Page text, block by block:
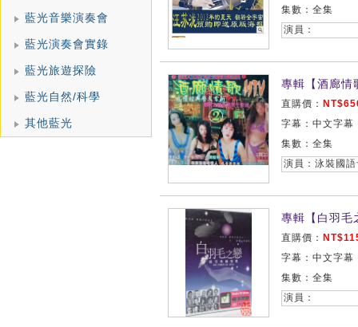
藍光音樂演奏會
藍光演奏會實錄
藍光旅遊探險
藍光自然/科學
其他藍光
集數：全集
演員：
專輯【酒廊情
直購價：
字幕：中文字幕
集數：全集
演員：泳裝國
專輯【白羽毛
直購價：
字幕：中文字幕
集數：全集
演員：